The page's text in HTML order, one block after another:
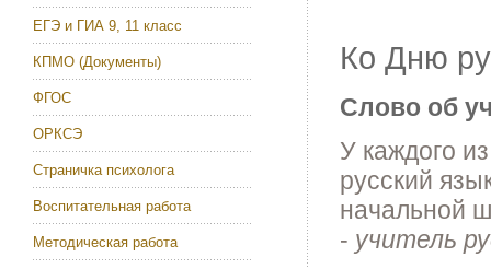
ЕГЭ и ГИА 9, 11 класс
КПМО (Документы)
ФГОС
ОРКСЭ
Страничка психолога
Воспитательная работа
Методическая работа
Ко Дню
Слово об
У каждого
русский
начальной
- учитель